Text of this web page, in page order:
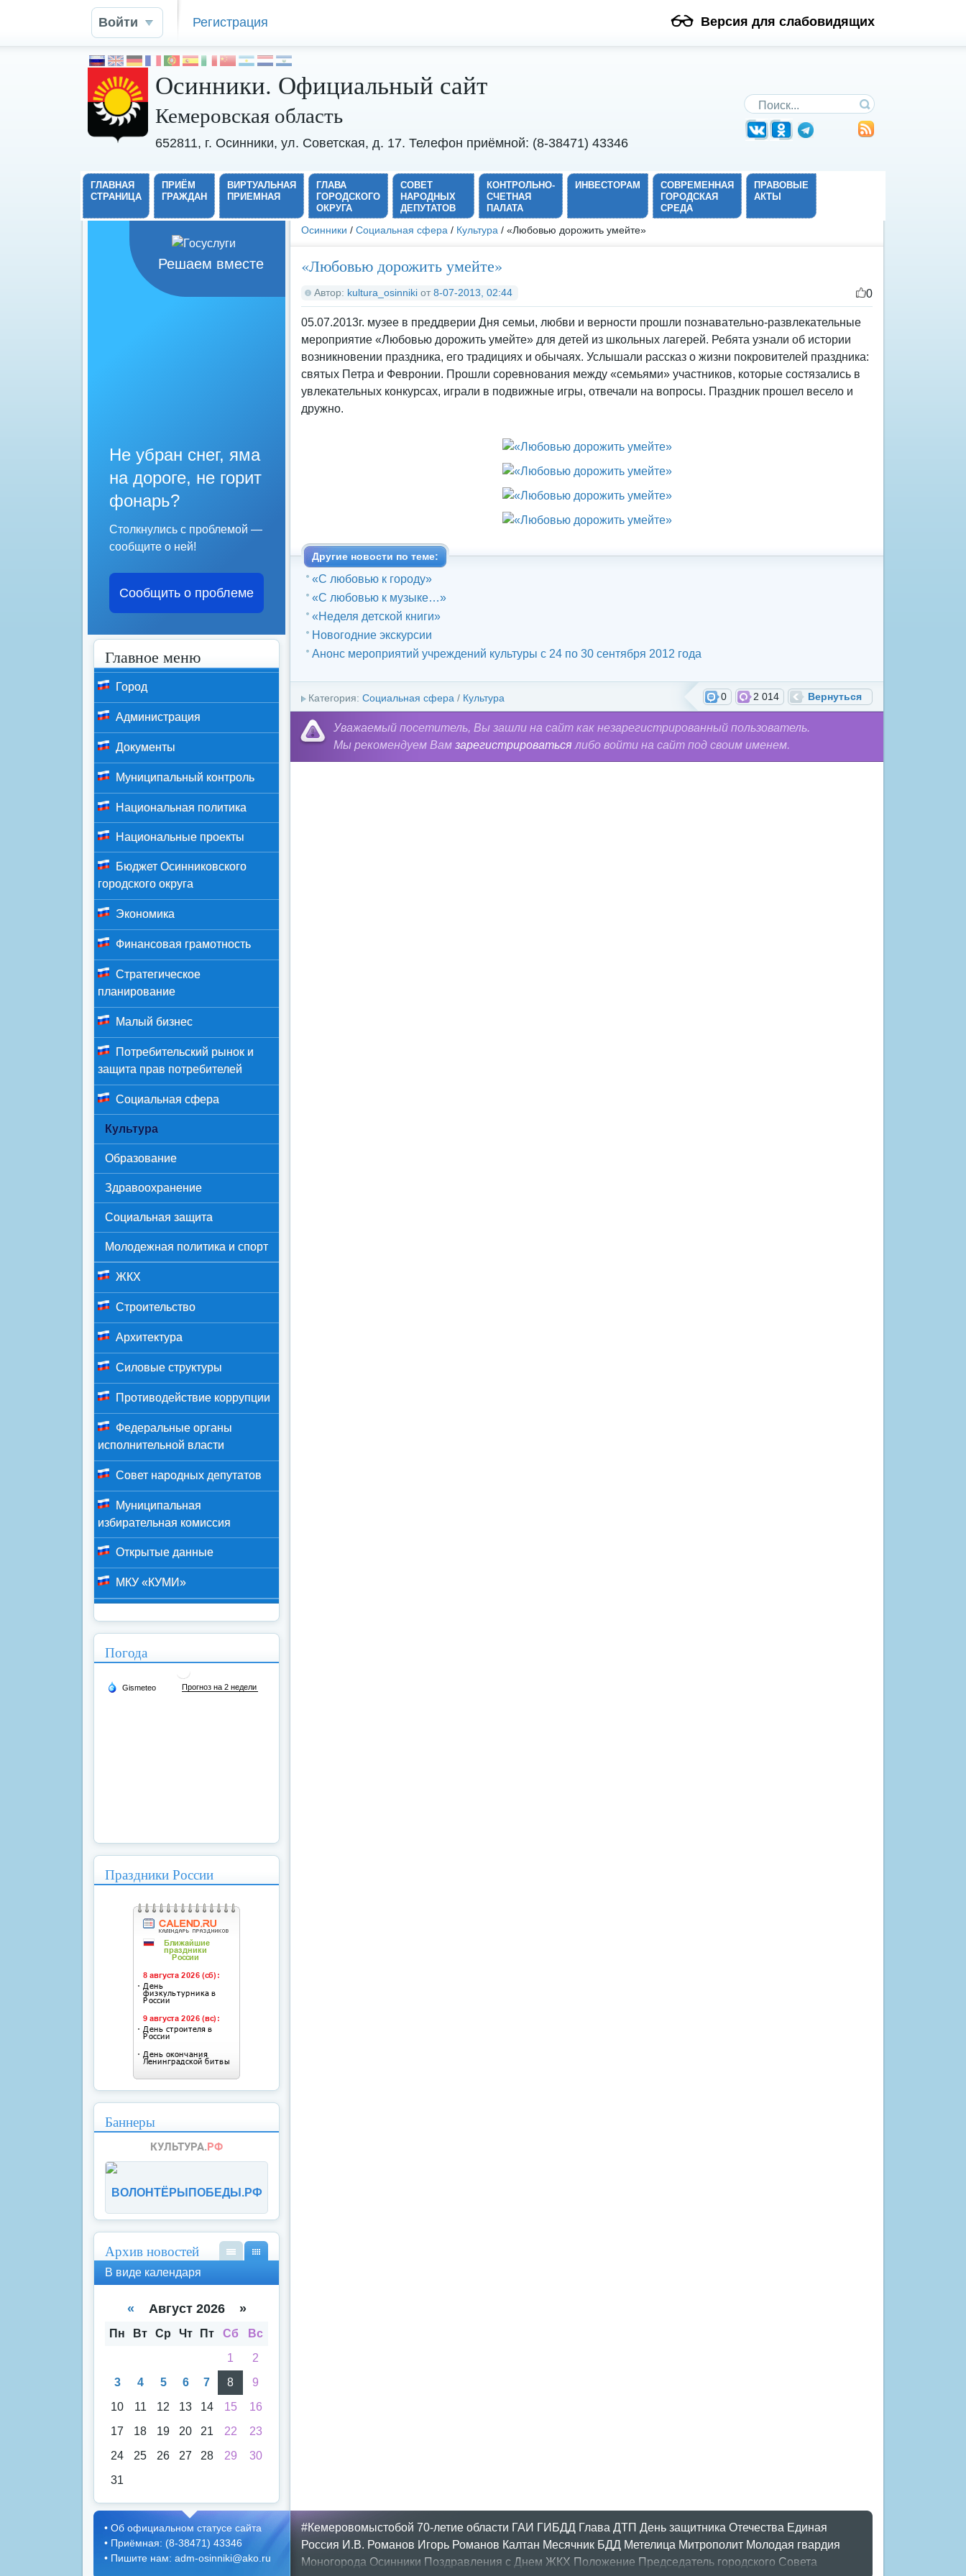
Версия для слабовидящих
Войти Регистрация
Поиск по сайту
Осинники. Официальный сайт
Кемеровская область
652811, г. Осинники, ул. Советская, д. 17. Телефон приёмной: (8-38471) 43346
ГЛАВНАЯ
СТРАНИЦА
ПРИЁМ
ГРАЖДАН
ВИРТУАЛЬНАЯ
ПРИЕМНАЯ
ГЛАВА
ГОРОДСКОГО
ОКРУГА
СОВЕТ
НАРОДНЫХ
ДЕПУТАТОВ
КОНТРОЛЬНО-
СЧЕТНАЯ
ПАЛАТА
ИНВЕСТОРАМ
СОВРЕМЕННАЯ
ГОРОДСКАЯ
СРЕДА
ПРАВОВЫЕ
АКТЫ
Осинники / Социальная сфера / Культура / «Любовью дорожить умейте»
«Любовью дорожить умейте»
Автор: kultura_osinniki от 8-07-2013, 02:44 0
05.07.2013г. музее в преддверии Дня семьи, любви и верности прошли познавательно-развлекательные
мероприятие «Любовью дорожить умейте» для детей из школьных лагерей. Ребята узнали об истории
возникновении праздника, его традициях и обычаях. Услышали рассказ о жизни покровителей праздника:
святых Петра и Февронии. Прошли соревнования между «семьями» участников, которые состязались в
увлекательных конкурсах, играли в подвижные игры, отвечали на вопросы. Праздник прошел весело и
дружно.
Другие новости по теме:
«С любовью к городу»
«С любовью к музыке…»
«Неделя детской книги»
Новогодние экскурсии
Анонс мероприятий учреждений культуры с 24 по 30 сентября 2012 года
Вернуться
2 014
0
Категория: Социальная сфера / Культура
Уважаемый посетитель, Вы зашли на сайт как незарегистрированный пользователь.
Мы рекомендуем Вам зарегистрироваться либо войти на сайт под своим именем.
Решаем вместе
Не убран снег, яма
на дороге, не горит
фонарь?
Столкнулись с проблемой —
сообщите о ней!
Сообщить о проблеме
Главное меню
Город
Администрация
Документы
Муниципальный контроль
Национальная политика
Национальные проекты
Бюджет Осинниковского
городского округа
Экономика
Финансовая грамотность
Стратегическое
планирование
Малый бизнес
Потребительский рынок и
защита прав потребителей
Социальная сфера
Культура
Образование
Здравоохранение
Социальная защита
Молодежная политика и спорт
ЖКХ
Строительство
Архитектура
Силовые структуры
Противодействие коррупции
Федеральные органы
исполнительной власти
Совет народных депутатов
Муниципальная
избирательная комиссия
Открытые данные
МКУ «КУМИ»
Погода
Праздники России
Баннеры
ВОЛОНТЁРЫПОБЕДЫ.РФ
Архив новостей
кал
аря
спи
В виде календаря
« Август 2026 »
Пн Вт Ср Чт Пт Сб
Вс
1
2
3
4 5 6 7 8
9
10
11 12 13 14 15
16
17
18 19 20 21 22
23
24
25 26 27 28 29
30
31
#Кемеровомыстобой 70-летие области ГАИ ГИБДД Глава ДТП День защитника Отечества Единая
Россия И.В. Романов Игорь Романов Калтан Месячник БДД Метелица Митрополит Молодая гвардия
Моногорода Осинники Поздравления с Днем ЖКХ Положение Председатель городского Совета
• Об официальном статусе сайта
• Приёмная: (8-38471) 43346
• Пишите нам: adm-osinniki@ako.ru